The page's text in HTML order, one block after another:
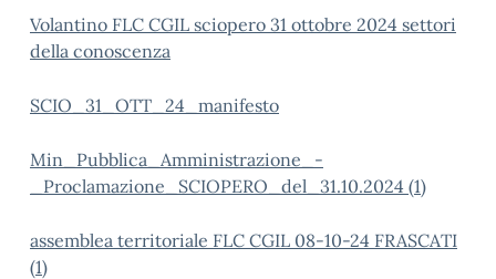
Volantino FLC CGIL sciopero 31 ottobre 2024 settori
della conoscenza
SCIO_31_OTT_24_manifesto
Min_Pubblica_Amministrazione_-
_Proclamazione_SCIOPERO_del_31.10.2024 (1)
assemblea territoriale FLC CGIL 08-10-24 FRASCATI
(1)